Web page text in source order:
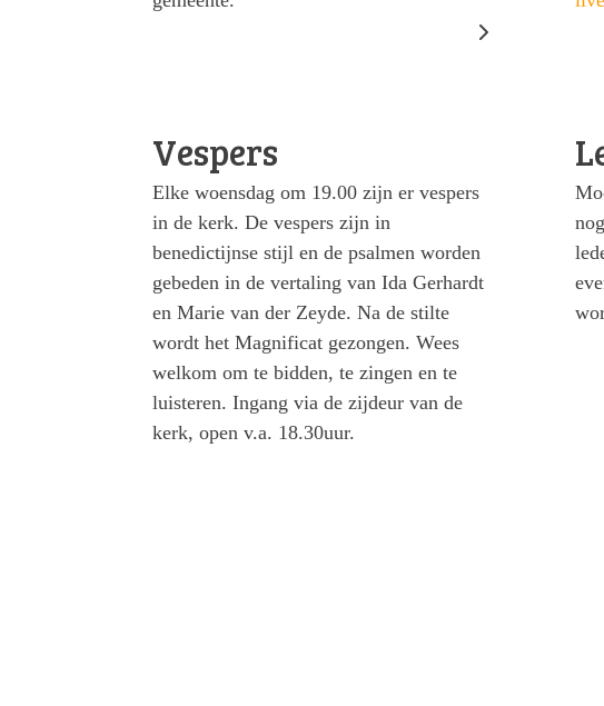
Vespers
Elke woensdag om 19.00 zijn er vespers
in de kerk. De vespers zijn in
benedictijnse stijl en de psalmen worden
gebeden in de vertaling van Ida Gerhardt
en Marie van der Zeyde. Na de stilte
wordt het Magnificat gezongen. Wees
welkom om te bidden, te zingen en te
luisteren. Ingang via de zijdeur van de
kerk, open v.a. 18.30uur.